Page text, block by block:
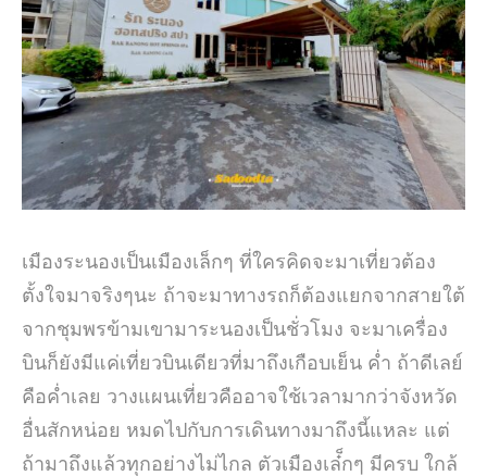
เมืองระนองเป็นเมืองเล็กๆ ที่ใครคิดจะมาเที่ยวต้อง
ตั้งใจมาจริงๆนะ ถ้าจะมาทางรถก็ต้องแยกจากสายใต้
จากชุมพรข้ามเขามาระนองเป็นชั่วโมง จะมาเครื่อง
บินก็ยังมีแค่เที่ยวบินเดียวที่มาถึงเกือบเย็น ค่ำ ถ้าดีเลย์
คือค่ำเลย วางแผนเที่ยวคืออาจใช้เวลามากว่าจังหวัด
อื่นสักหน่อย หมดไปกับการเดินทางมาถึงนี้แหละ แต่
ถ้ามาถึงแล้วทุกอย่างไม่ไกล ตัวเมืองเล๋็กๆ มีครบ ใกล้